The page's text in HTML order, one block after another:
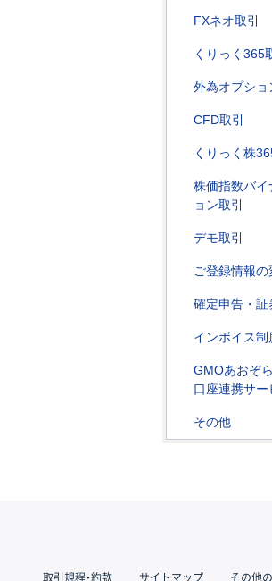
FXネオ取引
くりっく365
外為オプショ
CFD取引
くりっく株
株価指数バイ
ョン取引
デモ取引
ご登録情報の
確定申告・証
インボイス制
GMOあおぞ
口座連携サー
その他
取引規程・約款 サイトマップ その他